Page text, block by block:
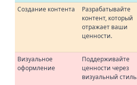
Создание контента
Разрабатывайте
контент, который
отражает ваши
ценности.
Визуальное
оформление
Поддерживайте
ценности через
визуальный